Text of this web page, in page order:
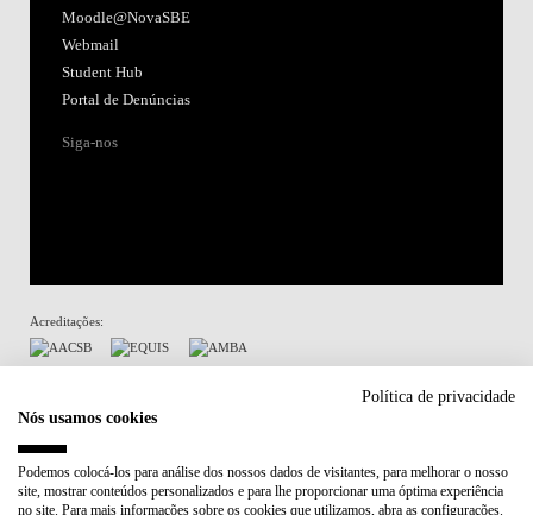
Moodle@NovaSBE
Webmail
Student Hub
Portal de Denúncias
Siga-nos
Acreditações:
Participa em:
Plano de Recuperação e Resiliência (PRR)
Política de privacidade
Nós usamos cookies
Podemos colocá-los para análise dos nossos dados de visitantes, para melhorar o nosso
site, mostrar conteúdos personalizados e para lhe proporcionar uma óptima experiência
no site. Para mais informações sobre os cookies que utilizamos, abra as configurações.